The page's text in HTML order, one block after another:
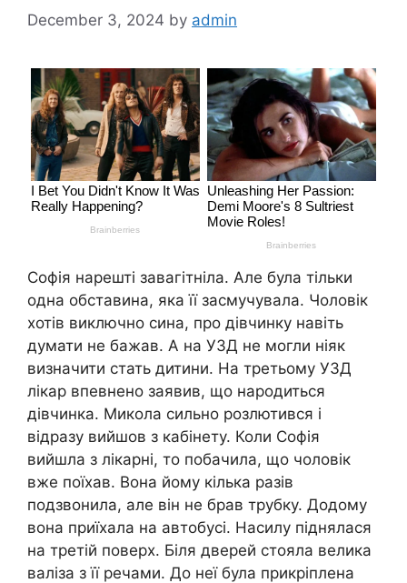
December 3, 2024 by admin
Софія нарешті завагітніла. Але була тільки
одна обставина, яка її засмучувала. Чоловік
хотів виключно сина, про дівчинку навіть
думати не бажав. А на УЗД не могли ніяк
визначити стать дитини. На третьому УЗД
лікар впевнено заявив, що народиться
дівчинка. Микола сильно розлютився і
відразу вийшов з кабінету. Коли Софія
вийшла з лікарні, то побачила, що чоловік
вже поїхав. Вона йому кілька разів
подзвонила, але він не брав трубку. Додому
вона приїхала на автобусі. Насилу піднялася
на третій поверх. Біля дверей стояла велика
валіза з її речами. До неї була прикріплена